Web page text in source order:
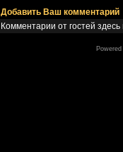
Добавить Ваш комментарий
Комментарии от гостей